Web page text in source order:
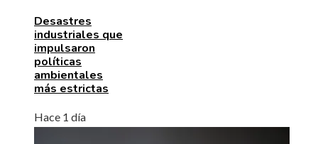
Desastres
industriales que
impulsaron
políticas
ambientales
más estrictas
Hace 1 día